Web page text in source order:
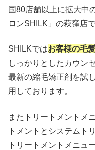
国80店舗以上に拡大中
ロンSHILK」の萩窪店で
SHILKではお客様の毛
しっかりとしたカウン
最新の縮毛矯正剤を試し
用しております。
またトリートメントメ
トメントとシステムト
トリートメントメニュ